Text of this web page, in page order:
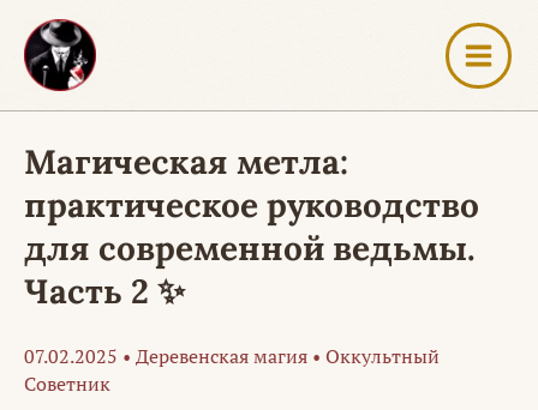
Перейти
содержимому
Магическая метла:
практическое руководство
для современной ведьмы.
Часть 2 ✨
07.02.2025 • Деревенская магия • Оккультный
Советник